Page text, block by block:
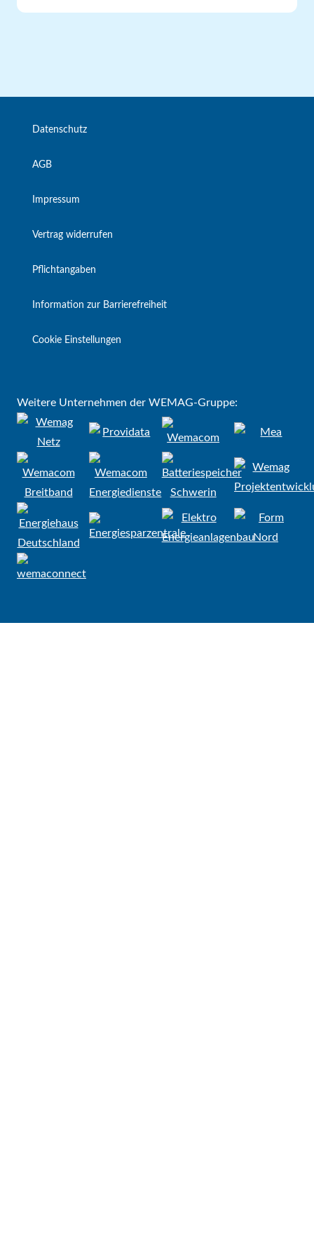
Datenschutz
AGB
Impressum
Vertrag widerrufen
Pflichtangaben
Information zur Barrierefreiheit
Cookie Einstellungen
Weitere Unternehmen der WEMAG-Gruppe: